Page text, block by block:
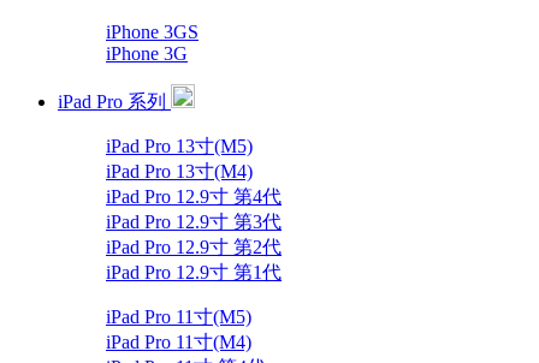
iPhone 3GS
iPhone 3G
iPad Pro 系列
iPad Pro 13寸(M5)
iPad Pro 13寸(M4)
iPad Pro 12.9寸 第4代
iPad Pro 12.9寸 第3代
iPad Pro 12.9寸 第2代
iPad Pro 12.9寸 第1代
iPad Pro 11寸(M5)
iPad Pro 11寸(M4)